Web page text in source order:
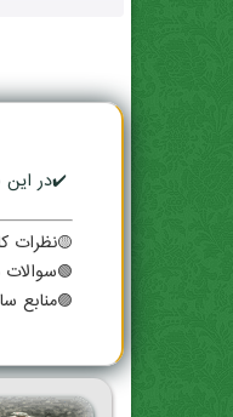
✔️در این
🟡نظرات
🟣منابع